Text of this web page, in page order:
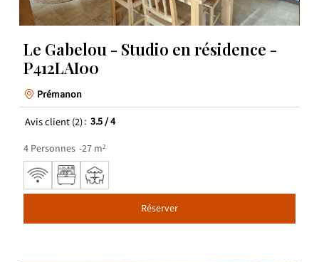
Le Gabelou - Studio en résidence -
P412LAI00
Prémanon
Avis client(2) 3.5/ 4
4 Personnes 27 m²
Réserver